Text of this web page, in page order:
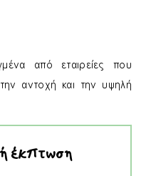
από εταιρείες που
αντοχή και την υψηλή
έκπτωση